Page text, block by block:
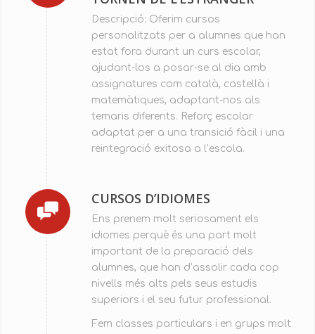
Descripció: Oferim cursos
personalitzats per a alumnes que han
estat fora durant un curs escolar,
ajudant-los a posar-se al dia amb
assignatures com català, castellà i
matemàtiques, adaptant-nos als
temaris diferents. Reforç escolar
adaptat per a una transició fàcil i una
reintegració exitosa a l’escola.
CURSOS D’IDIOMES
Ens prenem molt seriosament els
idiomes perquè és una part molt
important de la preparació dels
alumnes, que han d’assolir cada cop
nivells més alts pels seus estudis
superiors i el seu futur professional.
Fem classes particulars i en grups molt